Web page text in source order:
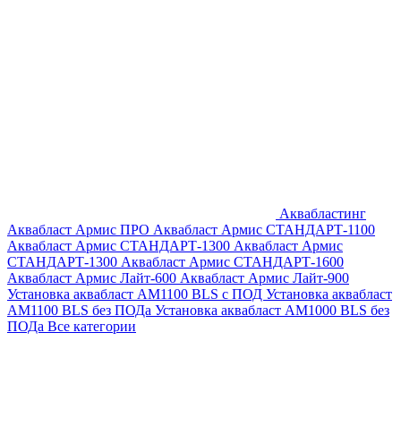
Аквабластинг
Аквабласт Армис ПРО Аквабласт Армис СТАНДАРТ-1100
Аквабласт Армис СТАНДАРТ-1300 Аквабласт Армис
СТАНДАРТ-1300 Аквабласт Армис СТАНДАРТ-1600
Аквабласт Армис Лайт-600 Аквабласт Армис Лайт-900
Установка аквабласт AM1100 BLS с ПОД Установка аквабласт
AM1100 BLS без ПОДа Установка аквабласт AM1000 BLS без
ПОДа Все категории